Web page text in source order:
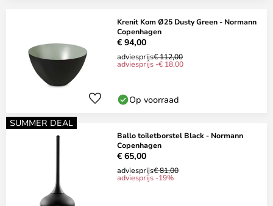
Krenit Kom Ø25 Dusty Green - Normann
Copenhagen
€ 94,00
adviesprijs€ 112,00
adviesprijs -€ 18,00
Op voorraad
SUMMER DEAL
Ballo toiletborstel Black - Normann
Copenhagen
€ 65,00
adviesprijs€ 81,00
adviesprijs -19%